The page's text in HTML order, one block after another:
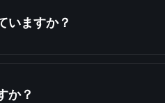
いますか？
か？